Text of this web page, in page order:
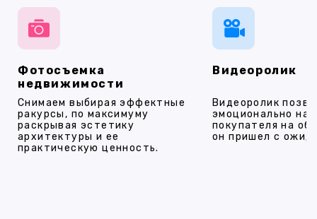
Фотосъемка
недвижимости
Снимаем выбирая эффектные
ракурсы, по максимуму
раскрывая эстетику
архитектуры и ее
практическую ценность.
Видеоролик
Видеоролик
эмоционально
покупателя на
он пришел с